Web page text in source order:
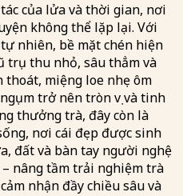
của lửa và thời gian, nơi
không thể lặp lại. Với
nhiên, bề mặt chén hiện
trụ thu nhỏ, sâu thẳm và
thoát, miệng loe nhẹ ôm
trở nên tròn vị và tinh
thưởng trà, đây còn là
nơi cái đẹp được sinh
đất và bàn tay người nghệ
nâng tầm trải nghiệm trà
nhận đầy chiều sâu và